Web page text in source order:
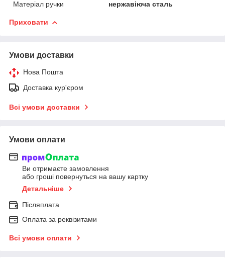
Матеріал ручки нержавіюча сталь
Приховати
Умови доставки
Нова Пошта
Доставка кур'єром
Всі умови доставки
Умови оплати
Ви отримаєте замовлення
або гроші повернуться на вашу картку
Детальніше
Післяплата
Оплата за реквізитами
Всі умови оплати